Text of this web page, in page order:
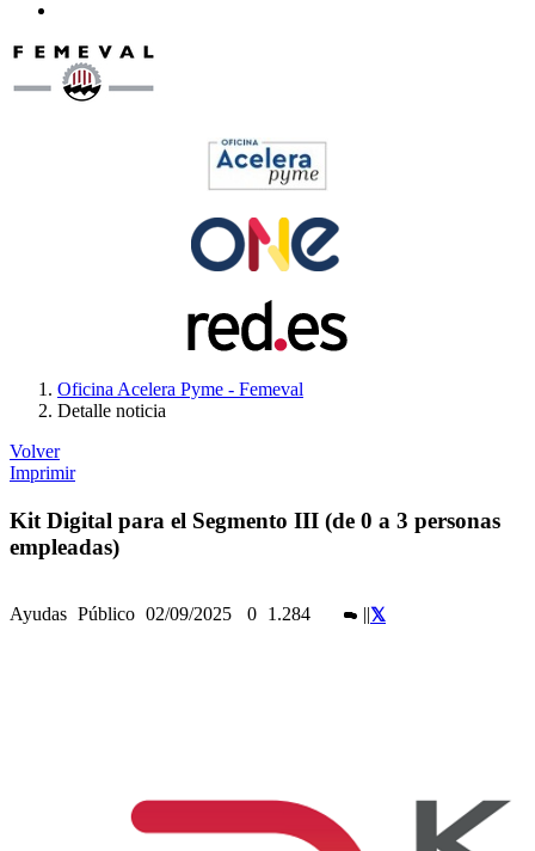
Oficina Acelera Pyme - Femeval
Detalle noticia
Volver
Imprimir
Kit Digital para el Segmento III (de 0 a 3 personas
empleadas)
Ayudas Público 02/09/2025 0 1.284 ||